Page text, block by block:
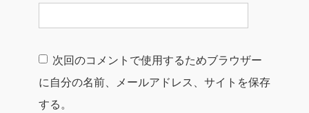
次回のコメントで使用するためブラウザー
に自分の名前、メールアドレス、サイトを保存
する。